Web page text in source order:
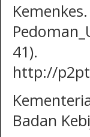
41).
http://
Badan